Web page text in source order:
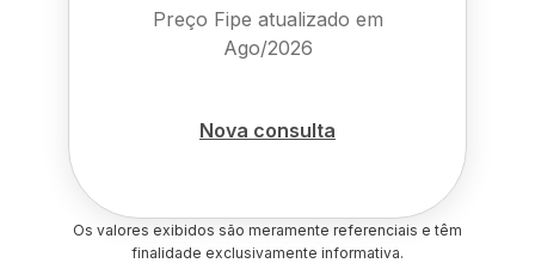
Preço Fipe atualizado em
Ago/2026
Nova consulta
Os valores exibidos são meramente referenciais e têm
finalidade exclusivamente informativa.